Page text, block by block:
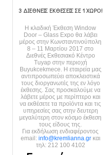
3 ΔΙΕΘΝΕΙΣ ΕΚΘΕΣΕΙΣ ΣΕ 1 ΧΩΡΟ!
Η κλαδική Έκθεση Window
Door – Glass Expo θα λάβει
μέρος στην Κωνσταντινούπολη
8 – 11 Μαρτίου 2017 στο
Διεθνές Εκθεσιακό Κέντρο
Tuyap στην περιοχή
Buyukcekmece. Η εταιρεία μας
αντιπροσωπεύει αποκλειστικά
τους διοργανωτές της εν λόγο
έκθεσης. Σας προσκαλούμε να
λάβετε μέρος με περίπτερο και
να εκθέσετε τα προϊόντα και τις
υπηρεσίες σας στην δευτερη
μεγαλύτερη στον κόσμο έκθεση
τους είδους της.
Για εκδήλωση ενδιαφέροντος
email: info@kremlianna.gr και
τηλ: 212 100 4102